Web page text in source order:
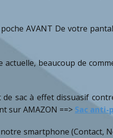
AVANT De votre
actuelle, beaucoup de
sac à effet dissuasif
sur AMAZON ==> Sac anti-
smartphone (Contact,